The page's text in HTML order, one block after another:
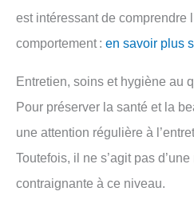
est intéressant de comprendre
comportement : en savoir plus
Entretien, soins et hygiène au
Pour préserver la santé et la
une attention régulière à
Toutefois, il ne s’agit pas
contraignante à ce niveau.